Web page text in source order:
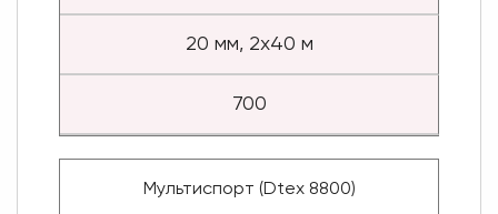
20 мм, 2x40 м
700
Мультиспорт (Dtex 8800)